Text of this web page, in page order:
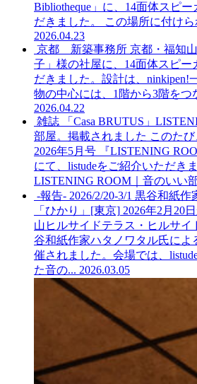
Bibliotheque」に、14面体スピー
だきました。 この場所に付け
2026.04.23
京都 新築事務所 京都・福知
子」様の社屋に、14面体スピー
だきました。設計は、ninkipen!
物の中心には、1階から3階をつ
2026.04.22
雑誌 「Casa BRUTUS」
部屋。掲載されました このたび
2026年5月号 『LISTENING
にて、listudeをご紹介いただき
LISTENING ROOM｜音のいい
-報告- 2026/2/20-3/1 黒谷和紙
「ひかり」[東京] 2026年2月20
山ヒルサイドテラス・ヒルサイ
谷和紙作家ハタノワタル氏によ
催されました。会場では、
た音の... 2026.03.05